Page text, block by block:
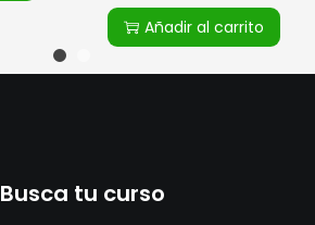
Añadir al carrito
Busca tu curso